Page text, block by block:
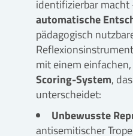
identifizierbar macht
automatische
pädagogisch
mit einem
Scoring-System,
unterscheidet:
Unbewusste
antisemitischer